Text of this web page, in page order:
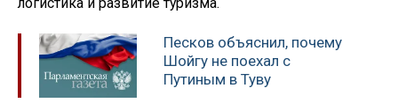
Песков объяснил, почему
Шойгу не поехал с
Путиным в Туву